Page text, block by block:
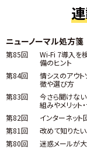
ニューノーマル処方箋
第85回
Wi-Fi 7導入を
備のヒント
第84回
情シスのアウト
徴や選び方
第83回
今さら聞けない
組みやメリット
第82回 インターネッ
第81回
改めて知りた
第80回
迷惑メールが